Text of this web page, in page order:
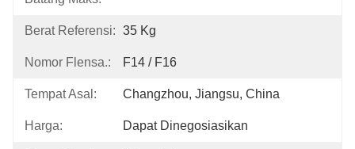
Berat Referensi: 35 Kg
Nomor Flensa.: F14 / F16
Tempat Asal: Changzhou, Jiangsu, China
Harga: Dapat Dinegosiasikan